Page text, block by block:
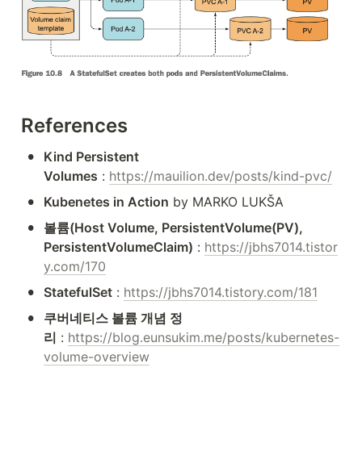
References
•
Kind Persistent
Volumes : https://mauilion.dev/posts/kind-pvc/
• Kubenetes in Action by MARKO LUKŠA
•
볼륨(Host Volume, PersistentVolume(PV),
PersistentVolumeClaim) : https://jbhs7014.tistor
y.com/170
• StatefulSet : https://jbhs7014.tistory.com/181
•
쿠버네티스 볼륨 개념 정
리 : https://blog.eunsukim.me/posts/kubernetes-
volume-overview